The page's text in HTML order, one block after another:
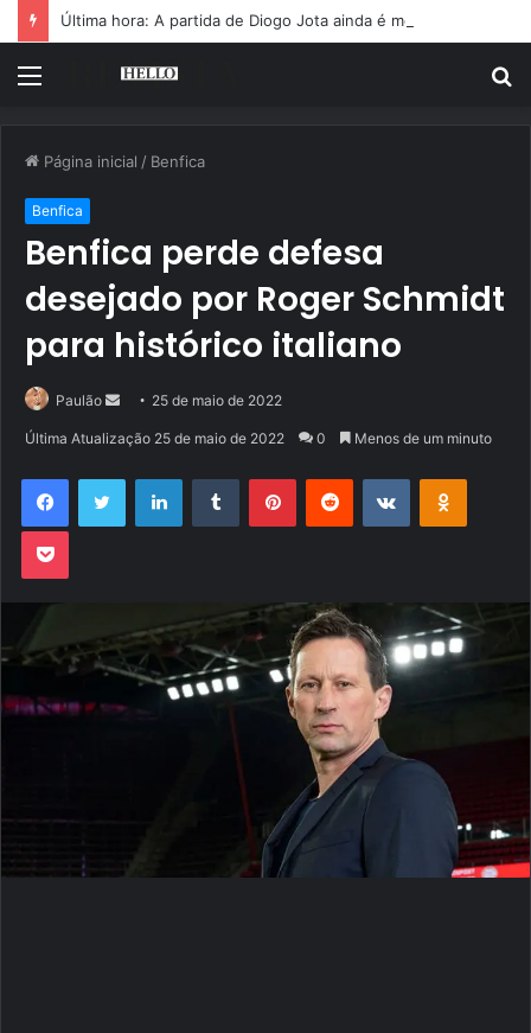
Menu
Página inicial / Benfica
Benfica
Benfica perde defesa
desejado por Roger Schmidt
para histórico italiano
Paulão
Mande
mail
25 de maio de 2022
Última Atualização 25 de maio de 2022 0 Menos de um minuto
FacebookTwitter LinkedinTumblr PinterestReddit VK OK
Pocket